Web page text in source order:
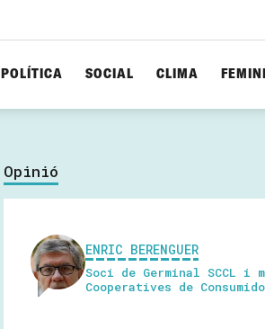
POLÍTICA SOCIAL CLIMA
Opinió
ENRIC BERENGUER
Soci de Germinal SCCL i
Cooperatives de